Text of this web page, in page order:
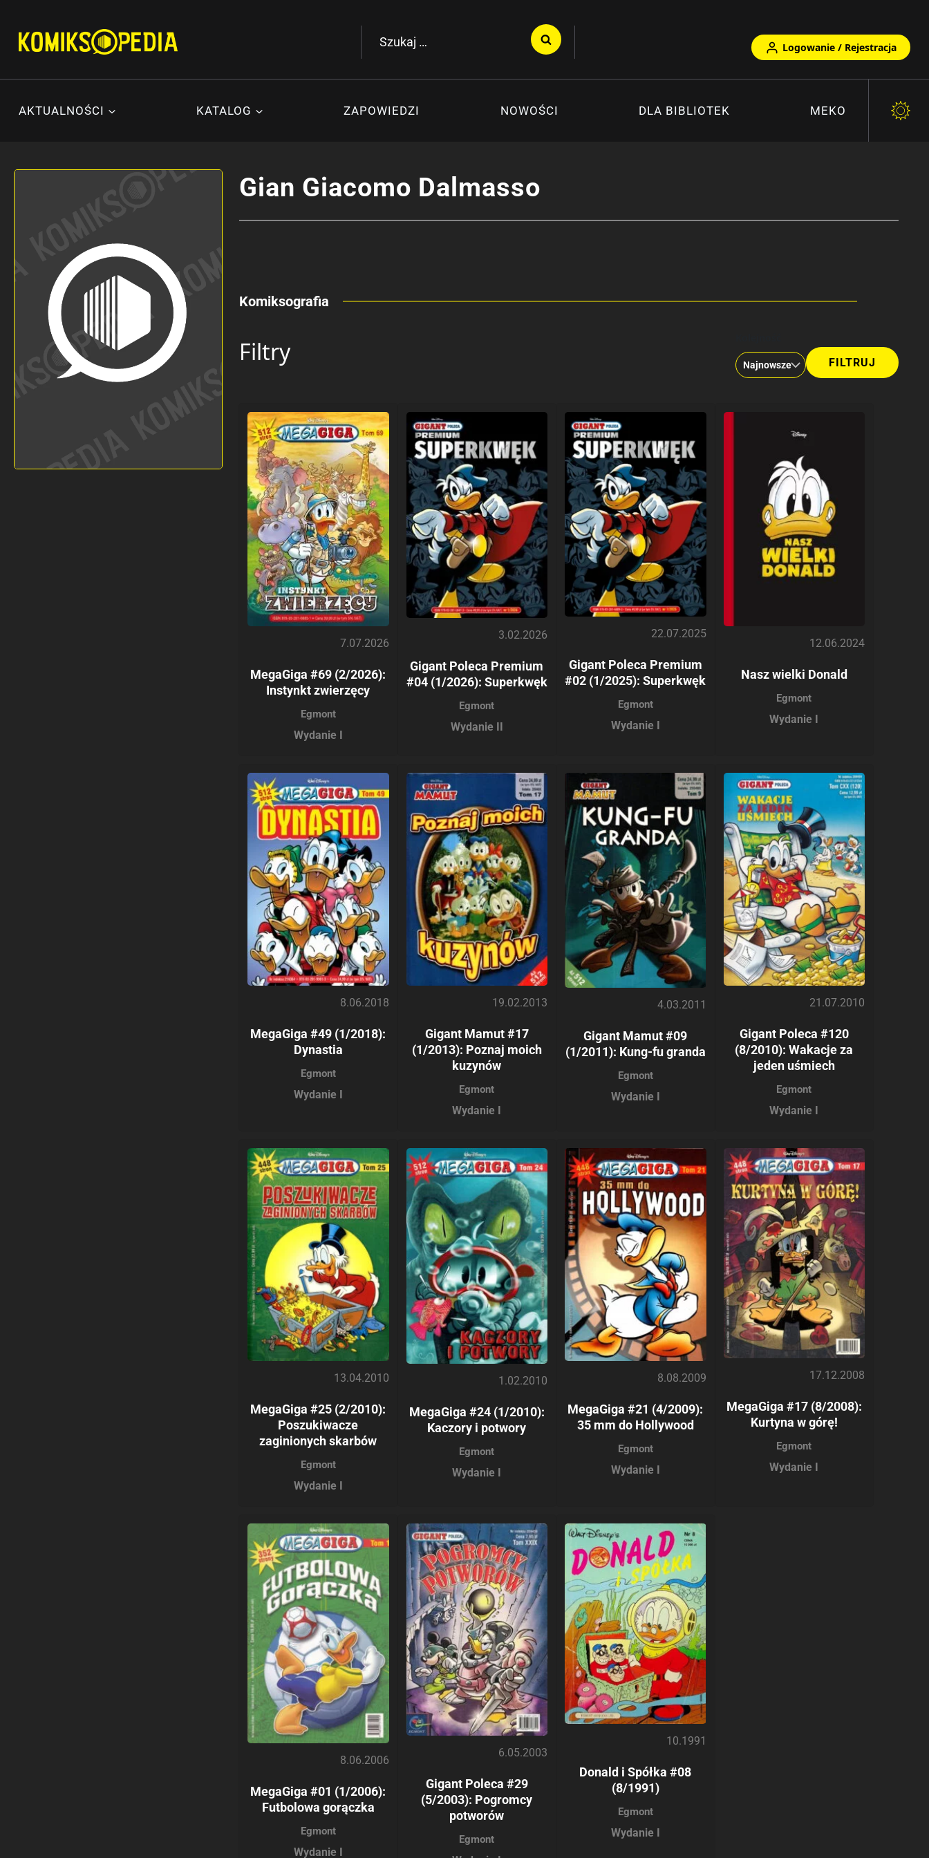
treści
Szukaj:
Logowanie / Rejestracja
AKTUALNOŚCI KATALOG ZAPOWIEDZI NOWOŚCI DLA BIBLIOTEK MEKO
Gian Giacomo Dalmasso
Komiksografia
Filtry
7.07.2026
MegaGiga #69 (2/2026):
Instynkt zwierzęcy
Egmont
Wydanie I
3.02.2026
Gigant Poleca Premium
#04 (1/2026): Superkwęk
Egmont
Wydanie II
22.07.2025
Gigant Poleca Premium
#02 (1/2025): Superkwęk
Egmont
Wydanie I
12.06.2024
Nasz wielki Donald
Egmont
Wydanie I
8.06.2018
MegaGiga #49 (1/2018):
Dynastia
Egmont
Wydanie I
19.02.2013
Gigant Mamut #17
(1/2013): Poznaj moich
kuzynów
Egmont
Wydanie I
4.03.2011
Gigant Mamut #09
(1/2011): Kung-fu granda
Egmont
Wydanie I
21.07.2010
Gigant Poleca #120
(8/2010): Wakacje za
jeden uśmiech
Egmont
Wydanie I
13.04.2010
MegaGiga #25 (2/2010):
Poszukiwacze
zaginionych skarbów
Egmont
Wydanie I
1.02.2010
MegaGiga #24 (1/2010):
Kaczory i potwory
Egmont
Wydanie I
8.08.2009
MegaGiga #21 (4/2009):
35 mm do Hollywood
Egmont
Wydanie I
17.12.2008
MegaGiga #17 (8/2008):
Kurtyna w górę!
Egmont
Wydanie I
8.06.2006
MegaGiga #01 (1/2006):
Futbolowa gorączka
Egmont
Wydanie I
6.05.2003
Gigant Poleca #29
(5/2003): Pogromcy
potworów
Egmont
10.1991
Donald i Spółka #08
(8/1991)
Egmont
Wydanie I